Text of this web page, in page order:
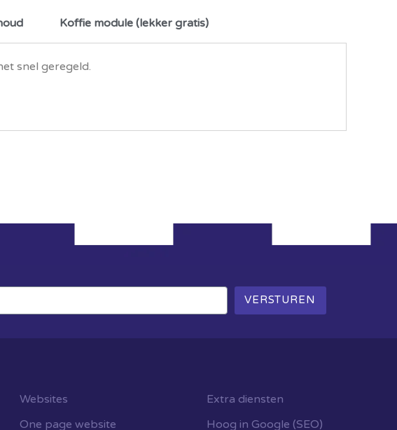
Koffie module (lekker gratis)
snel geregeld.
VERSTUREN
Websites
One page website
Extra diensten
Hoog in Google (SEO)